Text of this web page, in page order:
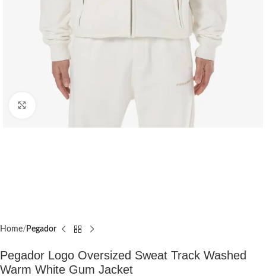
Home Pegador​
Pegador Logo Oversized Sweat Track Washed
Warm White Gum Jacket